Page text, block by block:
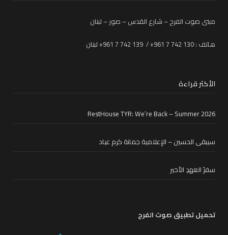
مبنى صوت الفرح – شارع القدس – صور – لبنان
هاتف : 130 742 7 961+ / 139 742 7 961+ لبنان
الأكثر قراءة
RestHouse TYR: We’re Back – Summer 2026
سيبقى الحسين – الإعلامية جمانة كرم عياد
سفرُ العهدِ الأخير
تحميل تطبيق صوت الفرح